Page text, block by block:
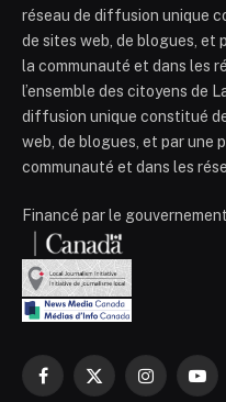
réseau de diffusion unique
de sites web, de blogues, et
la communauté et dans les
l’ensemble des citoyens de
diffusion unique constitué
web, de blogues, et par une
communauté et dans les
Financé par le
Facebook
X
Instagram